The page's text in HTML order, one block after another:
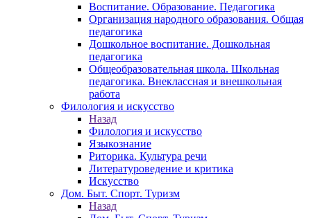
Воспитание. Образование. Педагогика
Организация народного образования. Общая
педагогика
Дошкольное воспитание. Дошкольная
педагогика
Общеобразовательная школа. Школьная
педагогика. Внеклассная и внешкольная
работа
Филология и искусство
Назад
Филология и искусство
Языкознание
Риторика. Культура речи
Литературоведение и критика
Искусство
Дом. Быт. Спорт. Туризм
Назад